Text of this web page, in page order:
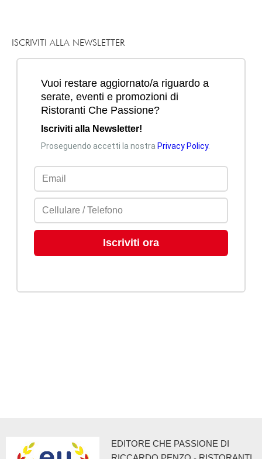
Mi piace
ISCRIVITI ALLA NEWSLETTER
EDITORE CHE PASSIONE DI